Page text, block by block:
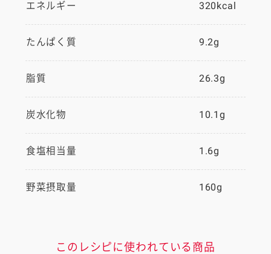
エネルギー 320kcal
たんぱく質 9.2g
脂質 26.3g
炭水化物 10.1g
食塩相当量 1.6g
野菜摂取量 160g
このレシピに使われている商品